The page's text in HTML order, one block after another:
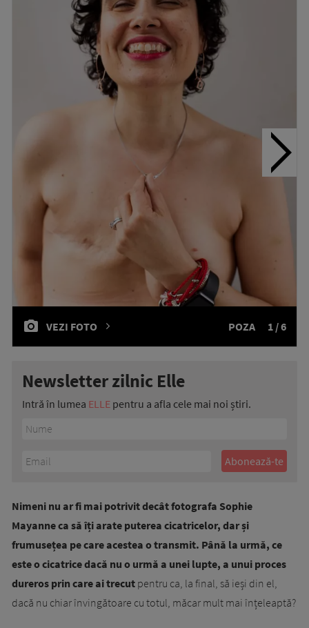
VEZI FOTO POZA 1 / 6
Newsletter zilnic Elle
Intră în lumea ELLE pentru a afla cele mai noi știri.
Nimeni nu ar fi mai potrivit decât fotografa Sophie
Mayanne ca să îți arate puterea cicatricelor, dar și
frumusețea pe care acestea o transmit. Până la urmă, ce
este o cicatrice dacă nu o urmă a unei lupte, a unui proces
dureros prin care ai trecut pentru ca, la final, să ieși din el,
dacă nu chiar învingătoare cu totul, măcar mult mai înțeleaptă?